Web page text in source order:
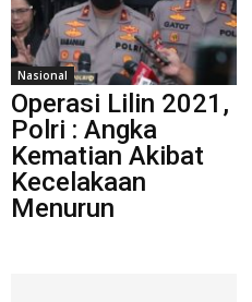
Nasional
Operasi Lilin 2021,
Polri : Angka
Kematian Akibat
Kecelakaan
Menurun